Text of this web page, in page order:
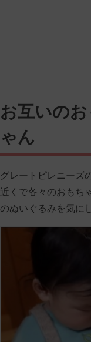
お互いの
ゃん
グレートピレニーズ
近くで各々のおもち
のぬいぐるみを気に